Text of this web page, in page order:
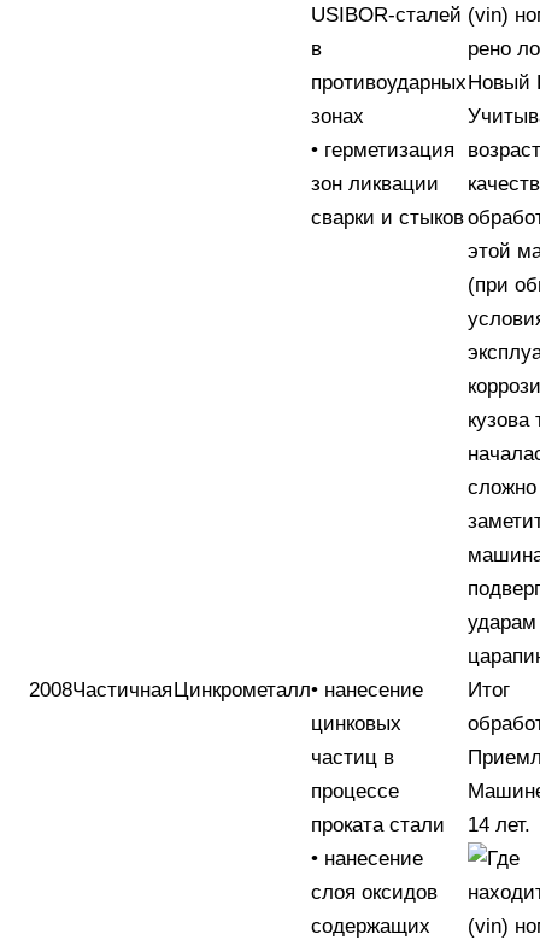
USIBOR-сталей
в
противоударных
зонах
• герметизация
зон ликвации
сварки и стыков
этой
(при
кузова
сложно
2008ЧастичнаяЦинкрометалл• нанесение
цинковых
частиц в
процессе
проката стали
• нанесение
слоя оксидов
содержащих
Итог
14 лет.